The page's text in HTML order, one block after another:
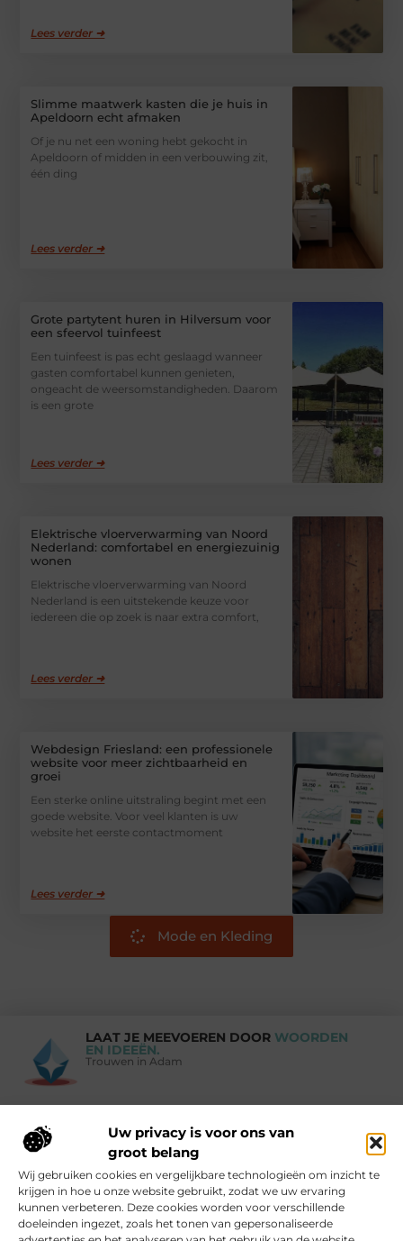
Uw privacy is voor ons van
groot belang
Wij gebruiken cookies en vergelijkbare technologieën om inzicht te
krijgen in hoe u onze website gebruikt, zodat we uw ervaring
kunnen verbeteren. Deze cookies worden voor verschillende
doeleinden ingezet, zoals het tonen van gepersonaliseerde
Lees verder ➜
Slimme maatwerk kasten die je huis in
Apeldoorn echt afmaken
Of je nu net een woning hebt gekocht in
Apeldoorn of midden in een verbouwing zit,
één ding
Lees verder ➜
Grote partytent huren in Hilversum voor
een sfeervol tuinfeest
Een tuinfeest is pas echt geslaagd wanneer
gasten comfortabel kunnen genieten,
ongeacht de weersomstandigheden. Daarom
is een grote
Lees verder ➜
Elektrische vloerverwarming van Noord
Nederland: comfortabel en energiezuinig
wonen
Elektrische vloerverwarming van Noord
Nederland is een uitstekende keuze voor
iedereen die op zoek is naar extra comfort,
Lees verder ➜
Webdesign Friesland: een professionele
website voor meer zichtbaarheid en
groei
Een sterke online uitstraling begint met een
goede website. Voor veel klanten is uw
website het eerste contactmoment
Lees verder ➜
Mode en Kleding
LAAT JE MEEVOEREN DOOR WOORDEN
EN IDEEËN.
Trouwen in Adam
Vind Ons Hier :
Beroemdheden Uit de Media Partners Over ons